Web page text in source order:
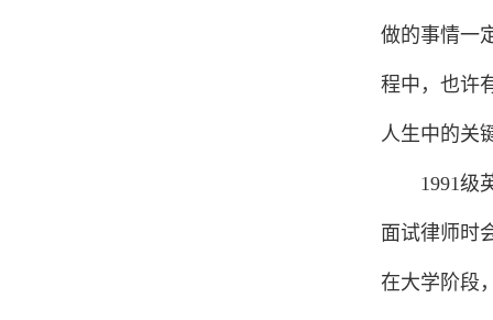
做的事情一
程中，也许
人生中的关
1991级
面试律师时
在大学阶段